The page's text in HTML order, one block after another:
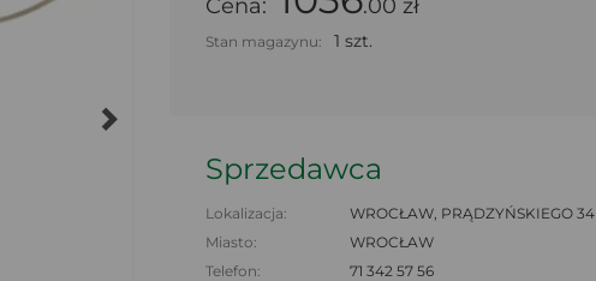
Cena: .00 zł
Stan magazynu: 1 szt.
Sprzedawca
Lokalizacja:
WROCŁAW, PRĄDZYŃSKIEGO 34
Miasto:
WROCŁAW
Telefon:
71 342 57 56